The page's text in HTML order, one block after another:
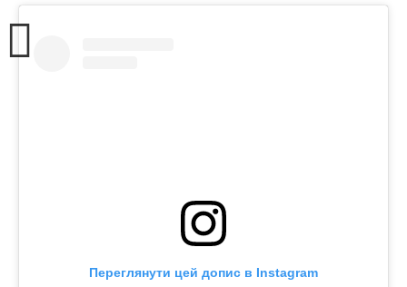
Переглянути цей допис в Instagram